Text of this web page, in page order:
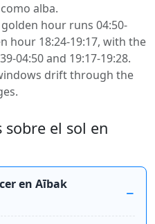
alba.
hour runs 04:50-
hour 18:24-19:17, with the
04:50 and 19:17-19:28.
drift through the
sobre el sol en
en Aībak